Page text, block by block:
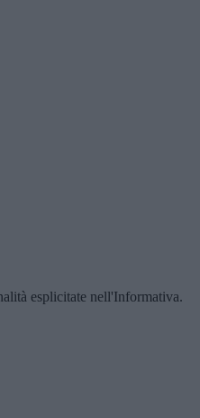
esplicitate nell'Informativa.